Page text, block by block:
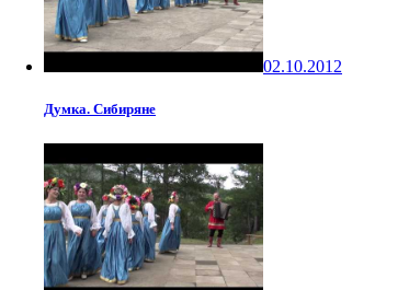
02.10.2012
Думка. Сибиряне